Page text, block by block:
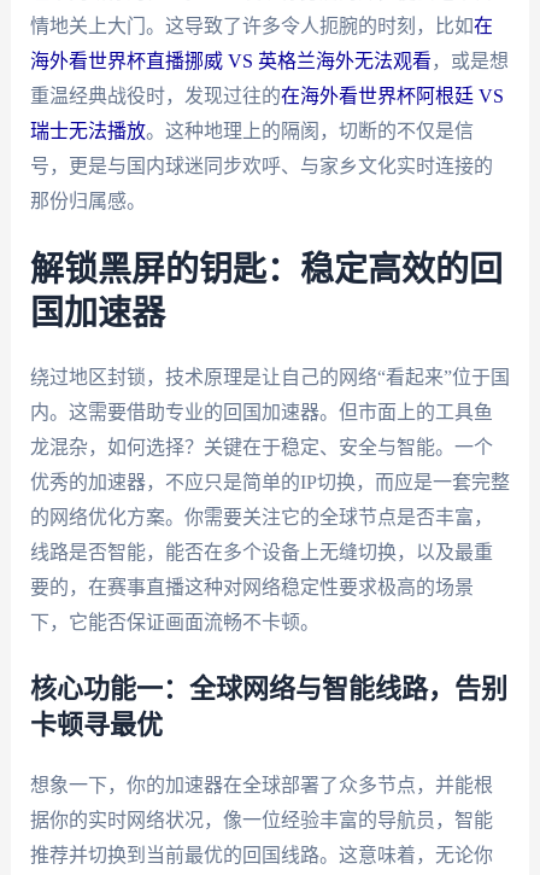
情地关上大门。这导致了许多令人扼腕的时刻，比如在
海外看世界杯直播挪威 VS 英格兰海外无法观看 ，或是想
重温经典战役时，发现过往的在海外看世界杯阿根廷 VS
瑞士无法播放。这种地理上的隔阂，切断的不仅是信
号，更是与国内球迷同步欢呼、与家乡文化实时连接的
那份归属感。
解锁黑屏的钥匙：稳定高效的回
国加速器
绕过地区封锁，技术原理是让自己的网络“看起来”位于国
内。这需要借助专业的回国加速器。但市面上的工具鱼
龙混杂，如何选择？关键在于稳定、安全与智能。一个
优秀的加速器，不应只是简单的IP切换，而应是一套完整
的网络优化方案。你需要关注它的全球节点是否丰富，
线路是否智能，能否在多个设备上无缝切换，以及最重
要的，在赛事直播这种对网络稳定性要求极高的场景
下，它能否保证画面流畅不卡顿。
核心功能一：全球网络与智能线路，告别
卡顿寻最优
想象一下，你的加速器在全球部署了众多节点，并能根
据你的实时网络状况，像一位经验丰富的导航员，智能
推荐并切换到当前最优的回国线路。这意味着，无论你